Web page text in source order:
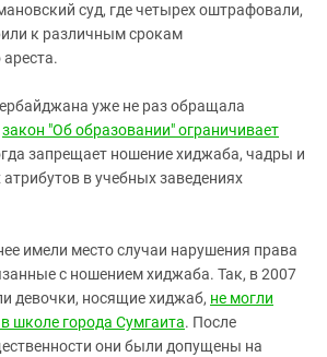
суд, где четырех оштрафовали,
к различным срокам
уже не раз обращала
закон "Об образовании" ограничивает
запрещает ношение хиджаба, чадры и
в учебных заведениях
имели место случаи нарушения права
с ношением хиджаба. Так, в 2007
девочки, носящие хиджаб, не могли
школе города Сумгаита. После
они были допущены на